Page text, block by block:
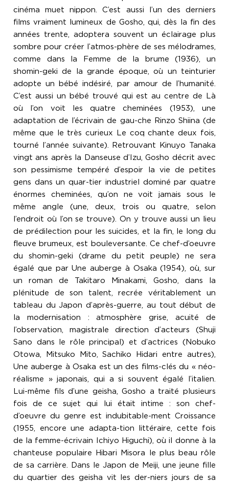
cinéma muet nippon. C’est aussi l’un des derniers
films vraiment lumineux de Gosho, qui, dès la fin des
années trente, adoptera souvent un éclairage plus
sombre pour créer l’atmos-phère de ses mélodrames,
comme dans la Femme de la brume (1936), un
shomin-geki de la grande époque, où un teinturier
adopte un bébé indésiré, par amour de l’humanité.
C’est aussi un bébé trouvé qui est au centre de Là
où l’on voit les quatre cheminées (1953), une
adaptation de l’écrivain de gau-che Rinzo Shiina (de
même que le très curieux Le coq chante deux fois,
tourné l’année suivante). Retrouvant Kinuyo Tanaka
vingt ans après la Danseuse d’Izu, Gosho décrit avec
son pessimisme tempéré d’espoir la vie de petites
gens dans un quar-tier industriel dominé par quatre
énormes cheminées, qu’on ne voit jamais sous le
même angle (une, deux, trois ou quatre, selon
l’endroit où l’on se trouve). On y trouve aussi un lieu
de prédilection pour les suicides, et la fin, le long du
fleuve brumeux, est bouleversante. Ce chef-d’oeuvre
du shomin-geki (drame du petit peuple) ne sera
égalé que par Une auberge à Osaka (1954), où, sur
un roman de Takitaro Minakami, Gosho, dans la
plénitude de son talent, recrée véritablement un
tableau du Japon d’après-guerre, au tout début de
la modernisation : atmosphère grise, acuité de
l’observation, magistrale direction d’acteurs (Shuji
Sano dans le rôle principal) et d’actrices (Nobuko
Otowa, Mitsuko Mito, Sachiko Hidari entre autres),
Une auberge à Osaka est un des films-clés du « néo-
réalisme » japonais, qui a si souvent égalé l’italien.
Lui-même fils d’une geisha, Gosho a traité plusieurs
fois de ce sujet qui lui était intime : son chef-
d’oeuvre du genre est indubitable-ment Croissance
(1955, encore une adapta-tion littéraire, cette fois
de la femme-écrivain Ichiyo Higuchi), où il donne à la
chanteuse populaire Hibari Misora le plus beau rôle
de sa carrière. Dans le Japon de Meiji, une jeune fille
du quartier des geisha vit les der-niers jours de sa